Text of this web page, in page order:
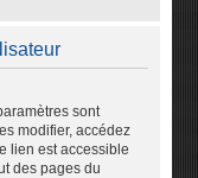
sont
modifier, accédez
lien est accessible
des pages du